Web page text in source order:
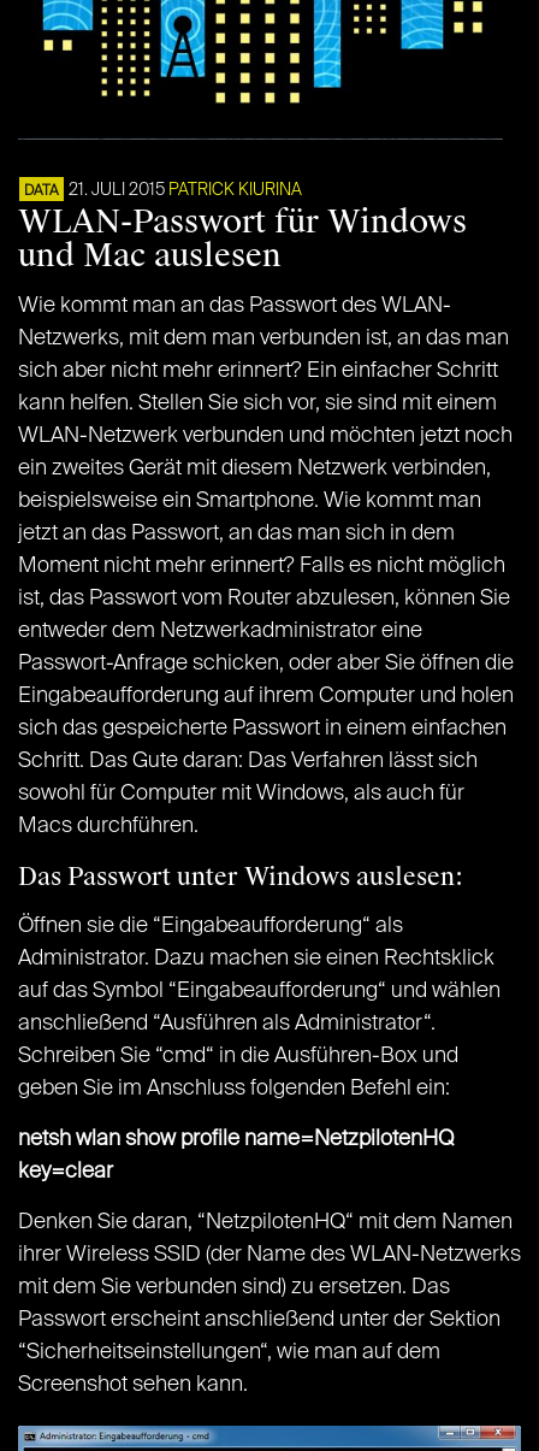
DATA 21. JULI 2015 PATRICK KIURINA
WLAN-Passwort für Windows
und Mac auslesen
Wie kommt man an das Passwort des WLAN-
Netzwerks, mit dem man verbunden ist, an das man
sich aber nicht mehr erinnert? Ein einfacher Schritt
kann helfen. Stellen Sie sich vor, sie sind mit einem
WLAN-Netzwerk verbunden und möchten jetzt noch
ein zweites Gerät mit diesem Netzwerk verbinden,
beispielsweise ein Smartphone. Wie kommt man
jetzt an das Passwort, an das man sich in dem
Moment nicht mehr erinnert? Falls es nicht möglich
ist, das Passwort vom Router abzulesen, können Sie
entweder dem Netzwerkadministrator eine
Passwort-Anfrage schicken, oder aber Sie öffnen die
Eingabeaufforderung auf ihrem Computer und holen
sich das gespeicherte Passwort in einem einfachen
Schritt. Das Gute daran: Das Verfahren lässt sich
sowohl für Computer mit Windows, als auch für
Macs durchführen.
Das Passwort unter Windows auslesen:
Öffnen sie die “Eingabeaufforderung“ als
Administrator. Dazu machen sie einen Rechtsklick
auf das Symbol “Eingabeaufforderung“ und wählen
anschließend “Ausführen als Administrator“.
Schreiben Sie “cmd“ in die Ausführen-Box und
geben Sie im Anschluss folgenden Befehl ein:
netsh wlan show profile name=NetzpilotenHQ
key=clear
Denken Sie daran, “NetzpilotenHQ“ mit dem Namen
ihrer Wireless SSID (der Name des WLAN-Netzwerks
mit dem Sie verbunden sind) zu ersetzen. Das
Passwort erscheint anschließend unter der Sektion
“Sicherheitseinstellungen“, wie man auf dem
Screenshot sehen kann.